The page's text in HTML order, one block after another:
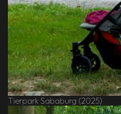
Tierpark Sababurg (2025)